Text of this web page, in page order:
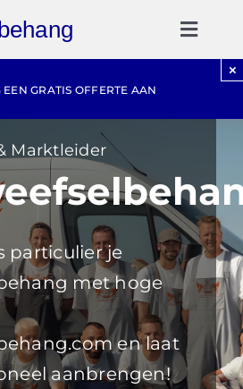
EEN GRATIS OFFERTE AAN
×
Marktleider
particulier je
met hoge
en laat
aanbrengen!